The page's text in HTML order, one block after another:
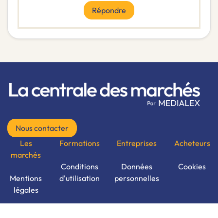
Répondre
Nous contacter
Les
marchés
Mentions
légales
Formations
Conditions
d'utilisation
Entreprises
Données
personnelles
Acheteurs
Cookies